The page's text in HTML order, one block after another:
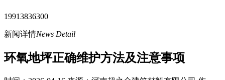
19913836300
新闻详情News Detail
环氧地坪正确维护方法及注意事项